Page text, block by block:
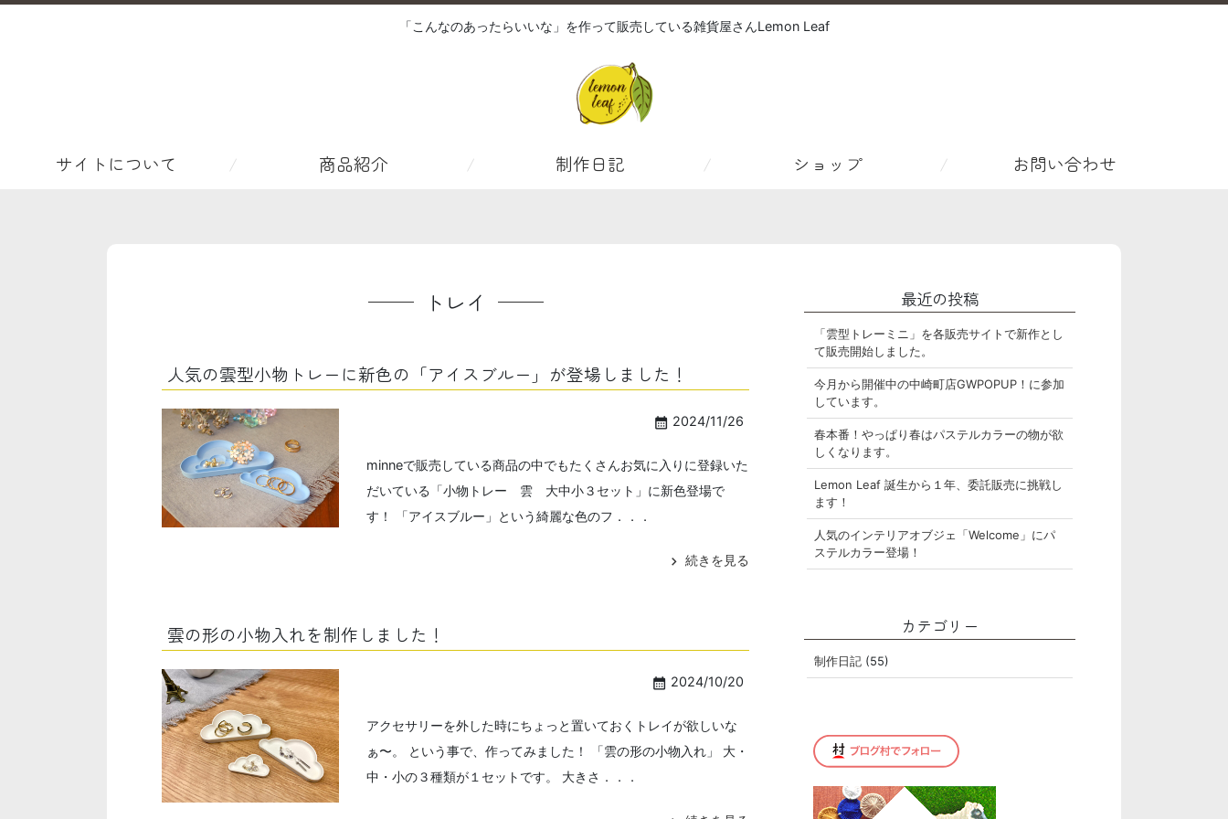
「こんなのあったらいいな」を作って販売している雑貨屋さんLemon Leaf
サイトについて 商品紹介 制作日記 ショップ お問い合わせ
トレイ
人気の雲型小物トレーに新色の「アイスブルー」が登場しました！
calendar_month 2024/11/26
minneで販売している商品の中でもたくさんお気に入りに登録いた
だいている「小物トレー 雲 大中小３セット」に新色登場で
す！ 「アイスブルー」という綺麗な色のフ．．．
chevron_right 続きを見る
雲の形の小物入れを制作しました！
calendar_month 2024/10/20
アクセサリーを外した時にちょっと置いておくトレイが欲しいな
ぁ〜。 という事で、作ってみました！ 「雲の形の小物入れ」 大・
中・小の３種類が１セットです。 大きさ．．．
最近の投稿
「雲型トレーミニ」を各販売サイトで新作とし
て販売開始しました。
今月から開催中の中崎町店GWPOPUP！に参加
しています。
春本番！やっぱり春はパステルカラーの物が欲
しくなります。
Lemon Leaf 誕生から１年、委託販売に挑戦し
ます！
人気のインテリアオブジェ「Welcome」にパ
ステルカラー登場！
カテゴリー
制作日記 (55)